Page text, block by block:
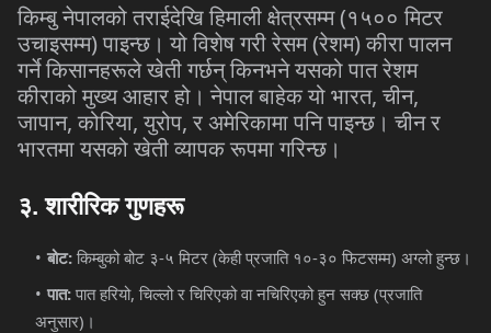
किम्बु नेपालको तराईदेखि हिमाली क्षेत्रसम्म(१५०० मिटर
उचाइसम्म)पाइन्छ। यो विशेष गरी रेसम(रेशम)कीरा पालन
गर्ने किसानहरूले खेती गर्छन् किनभने यसको पात रेशम
कीराको मुख्य आहार हो। नेपाल बाहेक यो भारत,चीन,
जापान,कोरिया,युरोप,र अमेरिकामा पनि पाइन्छ। चीन र
भारतमा यसको खेती व्यापक रूपमा गरिन्छ।
३.शारीरिक गुणहरू
बोट: किम्बुको बोट ३-५ मिटर (केही प्रजाति १०-३० फिटसम्म) अग्लो हुन्छ।
पात: पात हरियो, चिल्लो र चिरिएको वा नचिरिएको हुन सक्छ (प्रजाति
अनुसार) ।